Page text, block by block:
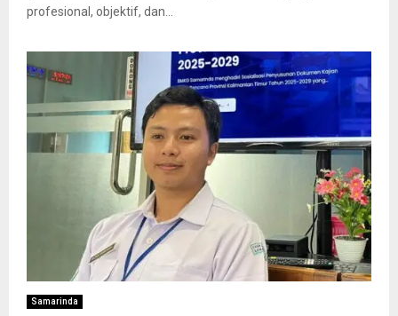
profesional, objektif, dan...
Samarinda